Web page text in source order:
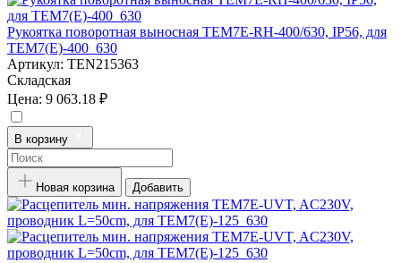
Рукоятка поворотная выносная TEM7E-RH-400/630, IP56, для
TEM7(E)-400_630
Артикул: TEN215363
Складская
Цена: 9 063.18 ₽
В корзину
Новая корзина Добавить